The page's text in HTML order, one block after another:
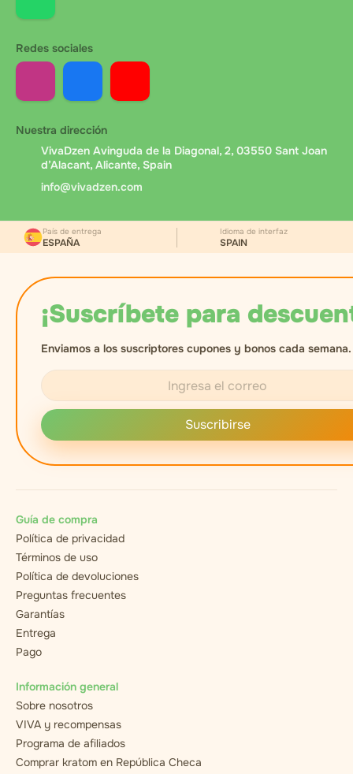
Redes sociales
Nuestra dirección
VivaDzen Avinguda de la Diagonal, 2, 03550 Sant Joan
d’Alacant, Alicante, Spain
info@vivadzen.com
¡Suscríbete para
Enviamos a los suscriptores cupones y bonos cada semana.
Suscribirse
País de entrega
ESPAÑA
Idioma de interfaz
SPAIN
Guía de compra
Política de privacidad
Términos de uso
Política de devoluciones
Preguntas frecuentes
Garantías
Entrega
Pago
Información general
Sobre nosotros
VIVA y recompensas
Programa de afiliados
Comprar kratom en República Checa